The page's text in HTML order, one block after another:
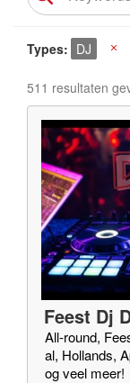
Types DJ
511 resultaten
Feest Dj
All-round,
al, Hollands,
og veel meer!